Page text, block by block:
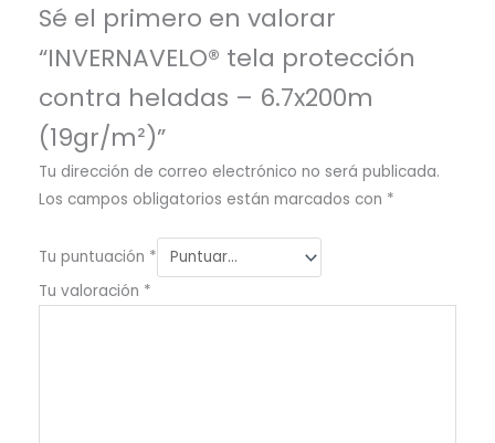
Sé el primero en valorar
“INVERNAVELO® tela protección
contra heladas – 6.7x200m
(19gr/m²)”
Tu dirección de correo electrónico no será publicada.
Los campos obligatorios están marcados con *
Tu puntuación *
Tu valoración *